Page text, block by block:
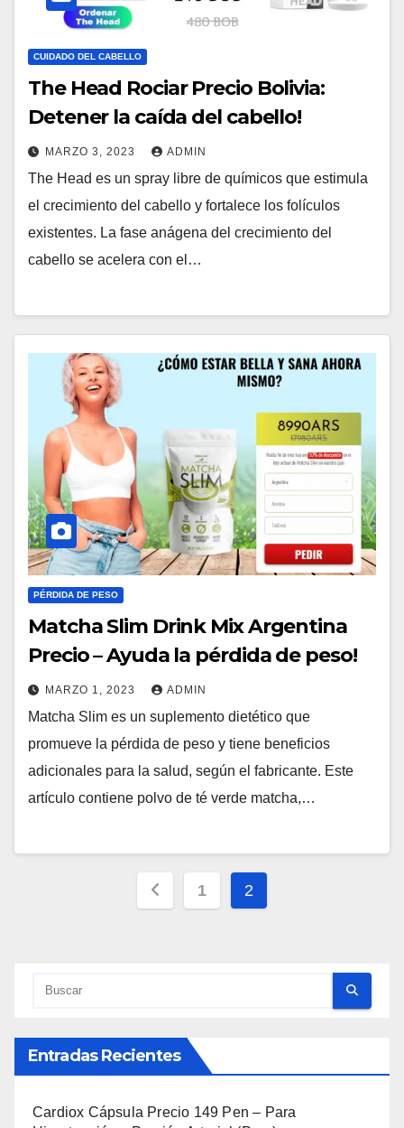
CUIDADO DEL CABELLO
The Head Rociar Precio Bolivia:
Detener la caída del cabello!
MARZO 3, 2023 ADMIN
The Head es un spray libre de químicos que estimula
el crecimiento del cabello y fortalece los folículos
existentes. La fase anágena del crecimiento del
cabello se acelera con el…
PÉRDIDA DE PESO
Matcha Slim Drink Mix Argentina
Precio – Ayuda la pérdida de peso!
MARZO 1, 2023 ADMIN
Matcha Slim es un suplemento dietético que
promueve la pérdida de peso y tiene beneficios
adicionales para la salud, según el fabricante. Este
artículo contiene polvo de té verde matcha,…
Paginación
1 2
Entradas Recientes
Cardiox Cápsula Precio 149 Pen – Para